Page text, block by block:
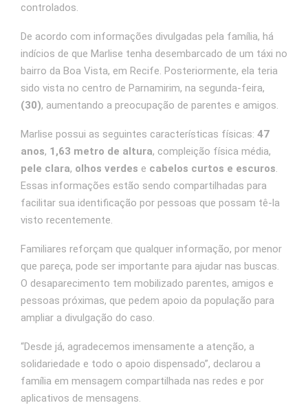
controlados.
De acordo com informações divulgadas pela família, há
indícios de que Marlise tenha desembarcado de um táxi no
bairro da Boa Vista, em Recife. Posteriormente, ela teria
sido vista no centro de Parnamirim, na segunda-feira,
(30), aumentando a preocupação de parentes e amigos.
Marlise possui as seguintes características físicas: 47
anos, 1,63 metro de altura, compleição física média,
pele clara, olhos verdes e cabelos curtos e escuros.
Essas informações estão sendo compartilhadas para
facilitar sua identificação por pessoas que possam tê-la
visto recentemente.
Familiares reforçam que qualquer informação, por menor
que pareça, pode ser importante para ajudar nas buscas.
O desaparecimento tem mobilizado parentes, amigos e
pessoas próximas, que pedem apoio da população para
ampliar a divulgação do caso.
“Desde já, agradecemos imensamente a atenção, a
solidariedade e todo o apoio dispensado”, declarou a
família em mensagem compartilhada nas redes e por
aplicativos de mensagens.